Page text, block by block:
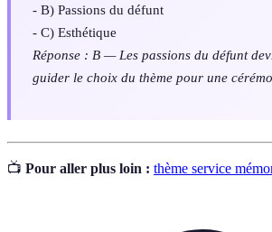
- B) Passions du défunt
- C) Esthétique
Réponse : B — Les passions du défunt
guider le choix du thème pour une
📺 Pour aller plus loin : thème service